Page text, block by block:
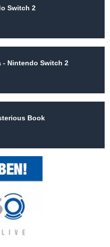
Switch 2
- Nintendo Switch 2
Book